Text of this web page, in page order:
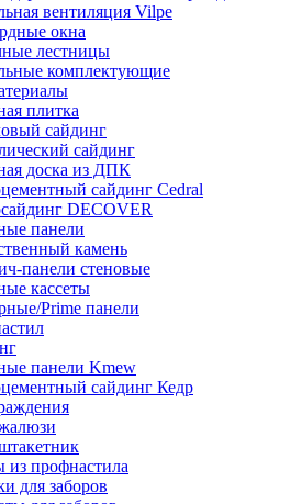
вентиляция Vilpe
окна
лестницы
комплектующие
плитка
сайдинг
сайдинг
доска из ДПК
сайдинг Cedral
DECOVER
панели
камень
панели стеновые
кассеты
Prime панели
панели Kmew
сайдинг Кедр
из профнастила
для заборов